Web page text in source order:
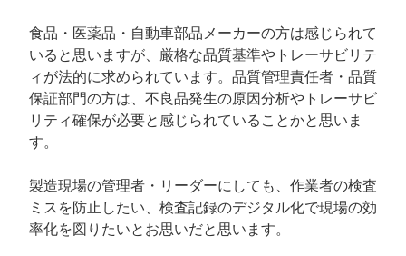
食品・医薬品・自動車部品メーカーの方は感じられて
いると思いますが、厳格な品質基準やトレーサビリテ
ィが法的に求められています。品質管理責任者・品質
保証部門の方は、不良品発生の原因分析やトレーサビ
リティ確保が必要と感じられていることかと思いま
す。
製造現場の管理者・リーダーにしても、作業者の検査
ミスを防止したい、検査記録のデジタル化で現場の効
率化を図りたいとお思いだと思います。